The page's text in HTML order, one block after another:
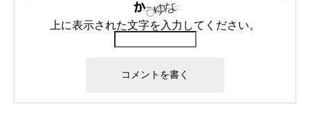
上に表示された文字を入力してください。